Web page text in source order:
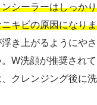
シーラーはしっかり
キビの原因になりま
き上がるようにやさ
W洗顔が推奨されて
クレンジング後に洗